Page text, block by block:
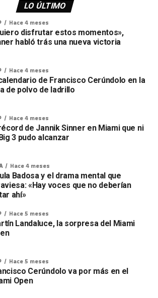
LO ÚLTIMO
Hace 4 meses
disfrutar estos momentos»,
habló trás una nueva victoria
Hace 4 meses
de Francisco Cerúndolo en la
de polvo de ladrillo
Hace 4 meses
de Jannik Sinner en Miami que ni
3 pudo alcanzar
Hace 4 meses
Badosa y el drama mental que
«Hay voces que no deberían
ahí»
Hace 5 meses
Landaluce, la sorpresa del Miami
Hace 5 meses
Cerúndolo va por más en el
Open